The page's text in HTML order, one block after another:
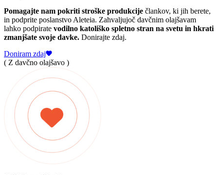
Pomagajte nam pokriti stroške produkcije člankov, ki jih berete,
in podprite poslanstvo Aleteia. Zahvaljujoč davčnim olajšavam
lahko podpirate vodilno katoliško spletno stran na svetu in hkrati
zmanjšate svoje davke. Donirajte zdaj.
Doniram zdaj
( Z davčno olajšavo )